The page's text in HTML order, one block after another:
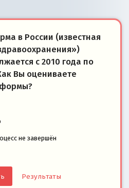
в России (известная
с 2010 года по
Вы оцениваете
не завершён
Результаты